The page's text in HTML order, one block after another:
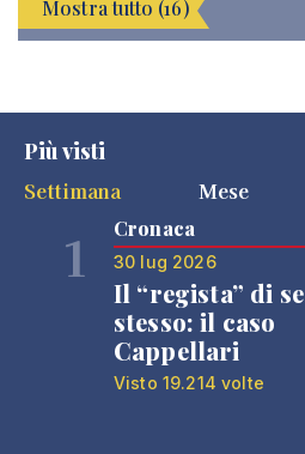
Mostra tutto (16)
Più visti
Settimana
Mese
1 Cronaca
30 lug 2026
Il “regista” di se
stesso: il caso
Cappellari
Visto 19.214 volte